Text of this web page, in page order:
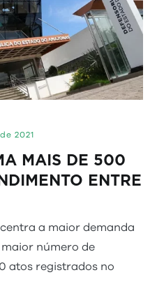
2021
MAIS DE 500
ENTRE
a maior demanda
número de
atos registrados no